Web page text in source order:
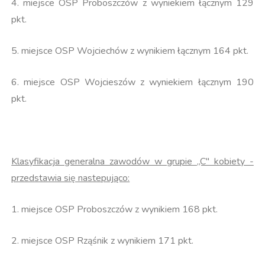
4. miejsce OSP Proboszczów z wyniekiem łącznym 129
pkt.
5. miejsce OSP Wojciechów z wynikiem łącznym 164 pkt.
6. miejsce OSP Wojcieszów z wyniekiem łącznym 190
pkt.
Klasyfikacja generalna zawodów w grupie ,,C" kobiety -
przedstawia się nastepująco:
1. miejsce OSP Proboszczów z wynikiem 168 pkt.
2. miejsce OSP Rząśnik z wynikiem 171 pkt.